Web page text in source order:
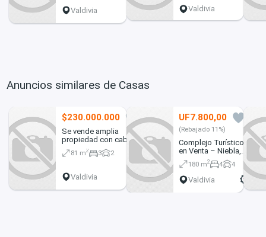
Valdivia
Valdivia Valdivia
Anuncios similares de Casas
$230.000.000
0
Se vende amplia
propiedad con cabaña
en Valdivia. Ubicada en
Avenida Pedro Montt.
81 m2 3 2
Valdivia
UF7.800,00
(Rebajado 11%)
Complejo Turístico
en Venta – Niebla,
Valdivia
180 m2 4 4
Valdivia